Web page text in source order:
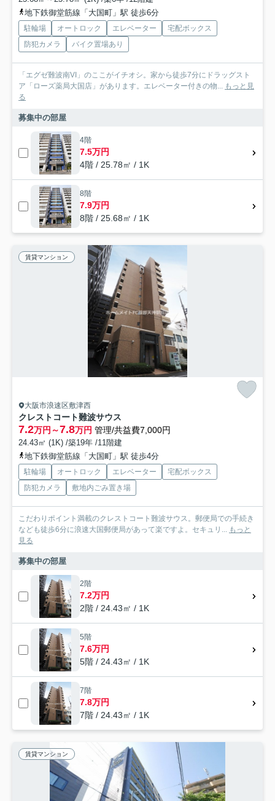
地下鉄御堂筋線「大国町」駅 徒歩6分
駐輪場 オートロック エレベーター
宅配ボックス
防犯カメラ
バイク置場あり
「エグゼ難波南VI」のここがイチオシ。家から徒歩7分にドラッグスト
ア「ローズ薬局大国店」があります。エレベーター付きの物... もっと見
る
募集中の部屋
4階
7.5万円
4階 / 25.78㎡ / 1K
8階
7.9万円
8階 / 25.68㎡ / 1K
賃貸マンション
大阪市浪速区敷津西
クレストコート難波サウス
7.2万円～7.8万円 管理/共益費7,000円
24.43㎡ (1K) /築19年 /11階建
地下鉄御堂筋線「大国町」駅 徒歩4分
駐輪場 オートロック エレベーター
宅配ボックス
防犯カメラ
敷地内ごみ置き場
こだわりポイント満載のクレストコート難波サウス。郵便局での手続き
なども徒歩6分に浪速大国郵便局があって楽ですよ。セキュリ... もっと
見る
募集中の部屋
2階
7.2万円
2階 / 24.43㎡ / 1K
5階
7.6万円
5階 / 24.43㎡ / 1K
7階
7.8万円
7階 / 24.43㎡ / 1K
賃貸マンション